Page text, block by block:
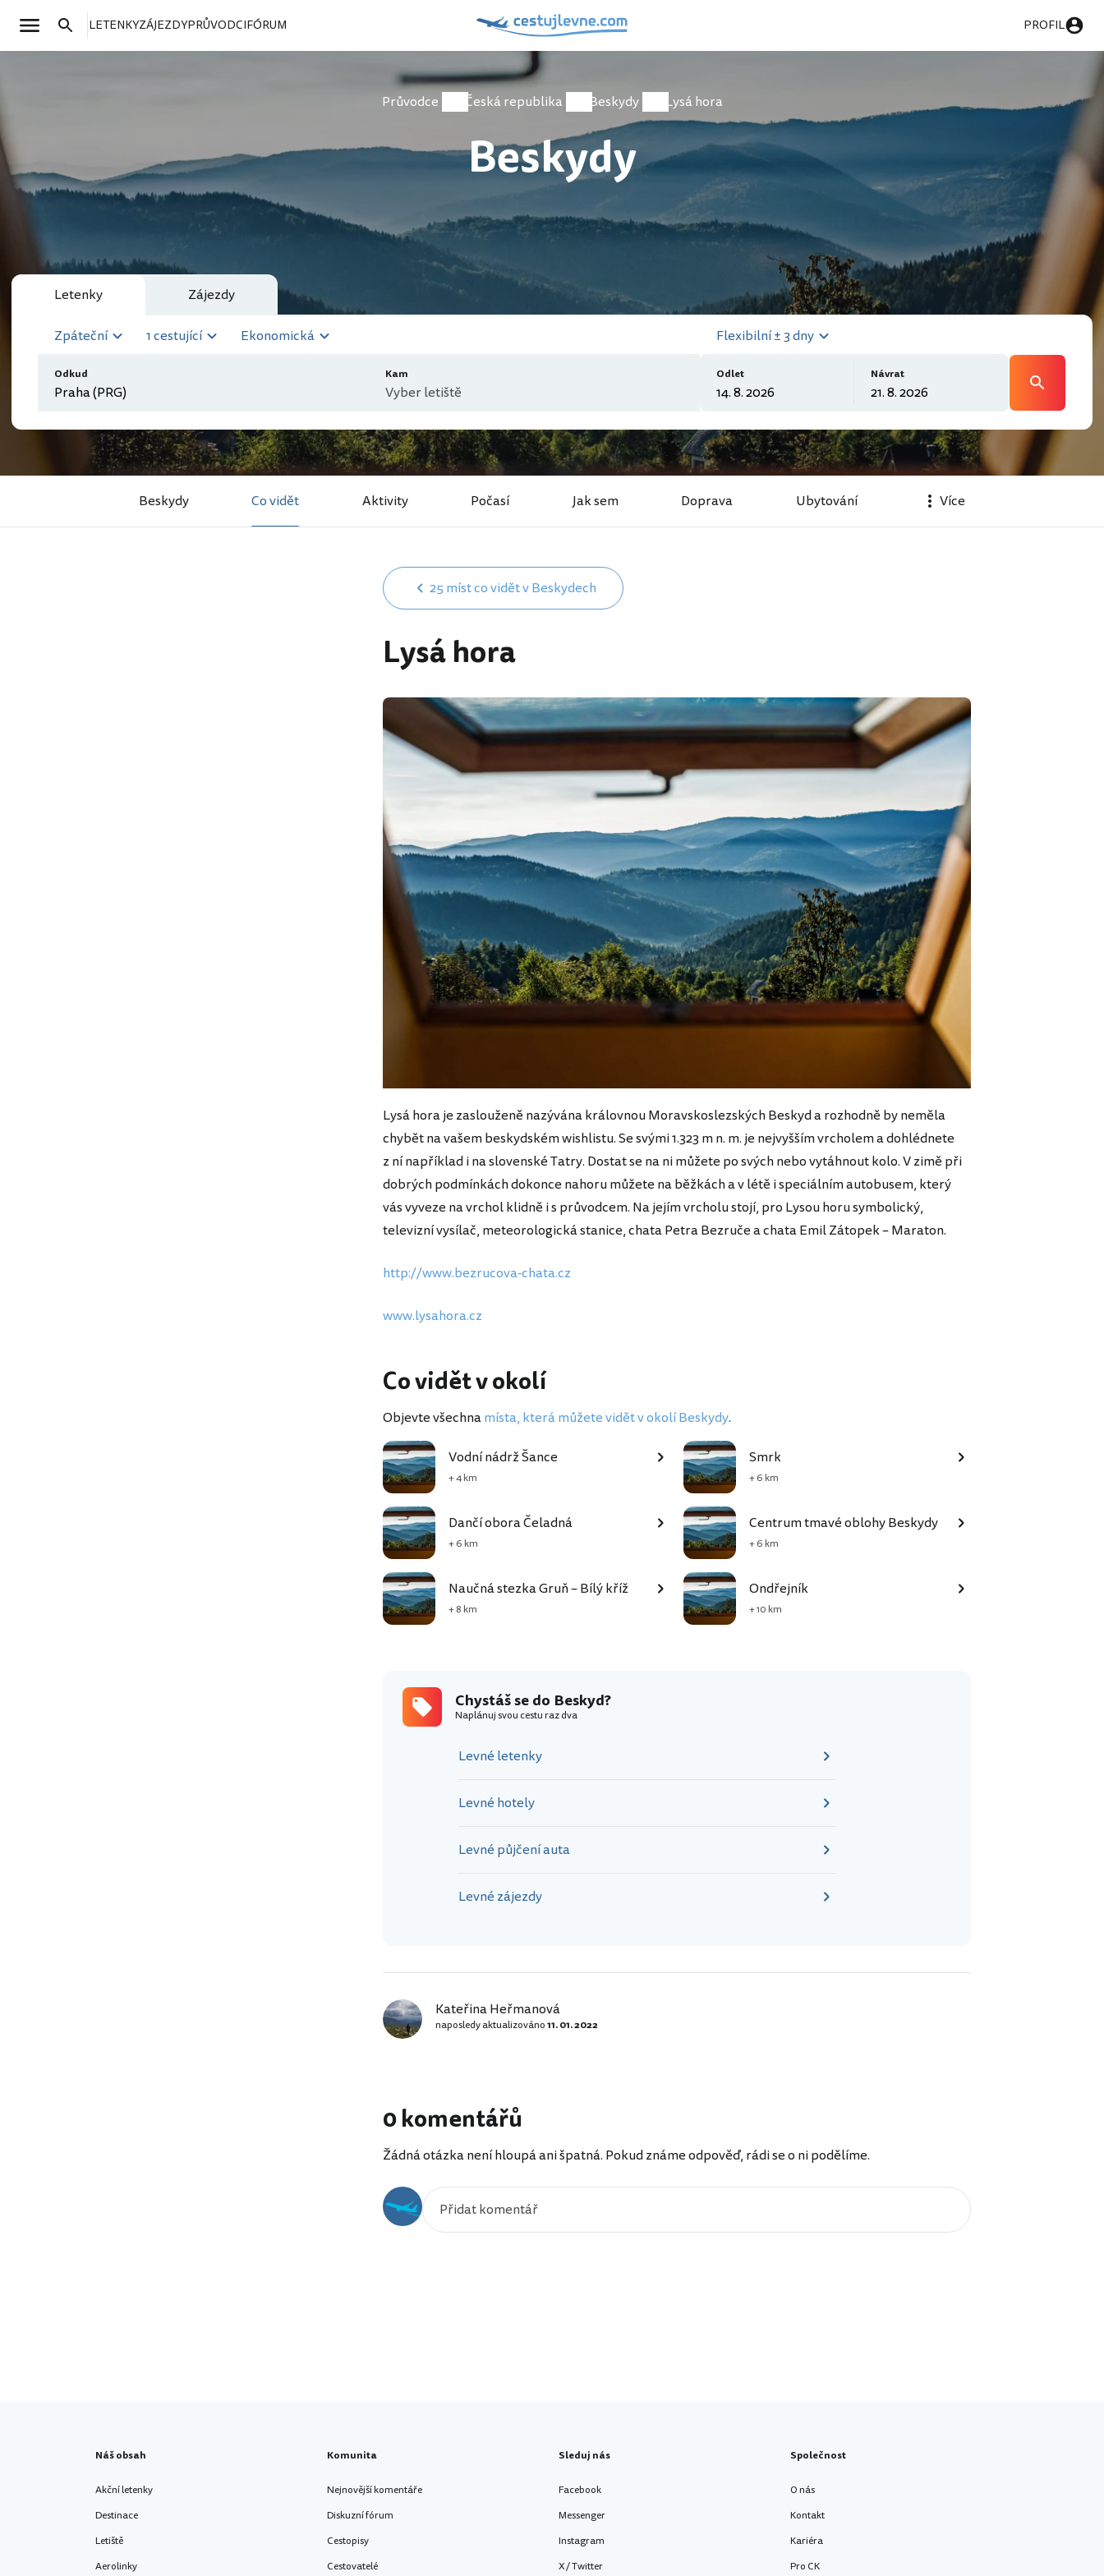
LETENKYZÁJEZDYPRŮVODCIFÓRUM PROFIL
Průvodce Česká republika Beskydy Lysá hora
Beskydy
Letenky Zájezdy
Zpáteční 1 cestující Ekonomická
Odkud Kam
Flexibilní ± 3 dny
Odlet Návrat
Beskydy Co vidět Aktivity Počasí Jak sem Doprava Ubytování Více
25 míst co vidět v Beskydech
Lysá hora
Lysá hora je zaslouženě nazývána královnou Moravskoslezských Beskyd a rozhodně by neměla
chybět na vašem beskydském wishlistu. Se svými 1.323 m n. m. je nejvyšším vrcholem a dohlédnete
z ní například i na slovenské Tatry. Dostat se na ni můžete po svých nebo vytáhnout kolo. V zimě při
dobrých podmínkách dokonce nahoru můžete na běžkách a v létě i speciálním autobusem, který
vás vyveze na vrchol klidně i s průvodcem. Na jejím vrcholu stojí, pro Lysou horu symbolický,
televizní vysílač, meteorologická stanice, chata Petra Bezruče a chata Emil Zátopek – Maraton.
http://www.bezrucova-chata.cz
www.lysahora.cz
Co vidět v okolí
Objevte všechnamísta, která můžete vidět v okolí Beskydy.
Vodní nádrž Šance
+ 4 km
Smrk
+ 6 km
Dančí obora Čeladná
+ 6 km
Centrum tmavé oblohy Beskydy
+ 6 km
Naučná stezka Gruň – Bílý kříž
+ 8 km
Ondřejník
+ 10 km
Chystáš se do Beskyd?
Naplánuj svou cestu raz dva
Levné letenky
Levné hotely
Levné půjčení auta
Levné zájezdy
Kateřina Heřmanová
naposledy aktualizováno11. 01. 2022
0 komentářů
Žádná otázka není hloupá ani špatná. Pokud známe odpověď, rádi se o ni podělíme.
Náš obsah
Akční letenky
Destinace
Letiště
Aerolinky
Komunita
Nejnovější komentáře
Diskuzní fórum
Cestopisy
Cestovatelé
Sleduj nás
Facebook
Messenger
Instagram
X / Twitter
Společnost
O nás
Kontakt
Kariéra
Pro CK